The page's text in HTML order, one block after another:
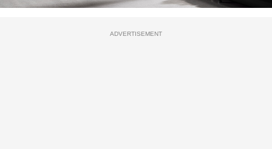
ADVERTISEMENT